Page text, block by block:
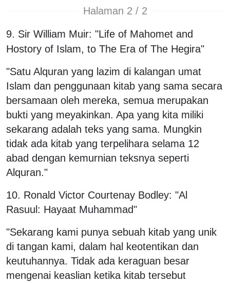
Halaman 2 / 2
9. Sir William Muir: "Life of Mahomet and
Hostory of Islam, to The Era of The Hegira"
"Satu Alquran yang lazim di kalangan umat
Islam dan penggunaan kitab yang sama secara
bersamaan oleh mereka, semua merupakan
bukti yang meyakinkan. Apa yang kita miliki
sekarang adalah teks yang sama. Mungkin
tidak ada kitab yang terpelihara selama 12
abad dengan kemurnian teksnya seperti
Alquran."
10. Ronald Victor Courtenay Bodley: "Al
Rasuul: Hayaat Muhammad"
"Sekarang kami punya sebuah kitab yang unik
di tangan kami, dalam hal keotentikan dan
keutuhannya. Tidak ada keraguan besar
mengenai keaslian ketika kitab tersebut